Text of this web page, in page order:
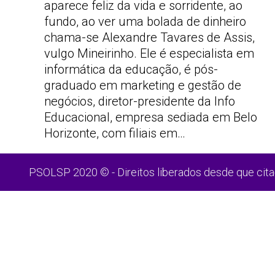
aparece feliz da vida e sorridente, ao
fundo, ao ver uma bolada de dinheiro
chama-se Alexandre Tavares de Assis,
vulgo Mineirinho. Ele é especialista em
informática da educação, é pós-
graduado em marketing e gestão de
negócios, diretor-presidente da Info
Educacional, empresa sediada em Belo
Horizonte, com filiais em…
PSOLSP 2020 © - Direitos liberados desde que